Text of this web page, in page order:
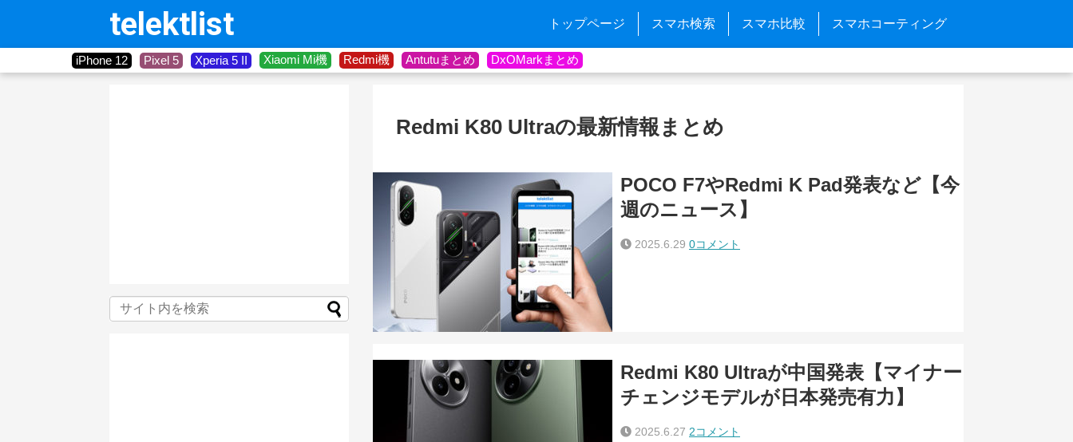
telektlist トップページ スマホ検索 スマホ比較 スマホコーティング
iPhone 12 Pixel 5 Xperia 5 II Xiaomi Mi機 Redmi機 Antutuまとめ DxOMarkまとめ
Redmi K80 Ultraの最新情報まとめ
POCO F7やRedmi K Pad発表など【今
週のニュース】
2025.6.29 0コメント
Redmi K80 Ultraが中国発表【マイナー
チェンジモデルが日本発売有力】
2025.6.27 2コメント